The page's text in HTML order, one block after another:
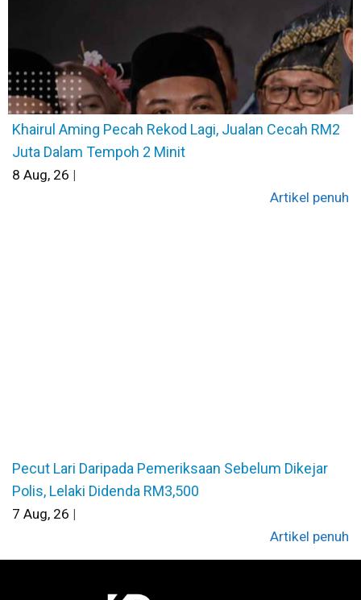
Khairul Aming Pecah Rekod Lagi, Jualan Cecah RM2
Juta Dalam Tempoh 2 Minit
8 Aug, 26 |
Artikel penuh
Pecut Lari Daripada Pemeriksaan Sebelum Dikejar
Polis, Lelaki Didenda RM3,500
7 Aug, 26 |
Artikel penuh